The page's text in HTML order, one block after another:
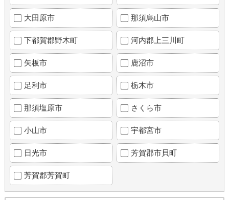
大田原市 那須烏山市
下都賀郡野木町 河内郡上三川町
矢板市 鹿沼市
足利市 栃木市
那須塩原市 さくら市
小山市 宇都宮市
日光市 芳賀郡市貝町
芳賀郡芳賀町